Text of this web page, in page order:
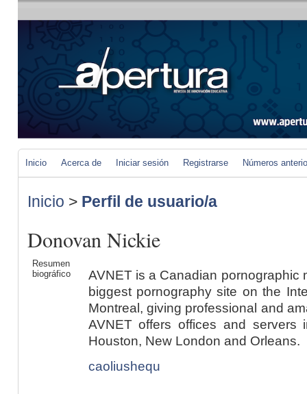
Inicio Acerca de Iniciar sesión Registrarse Números
Inicio > Perfil de usuario/a
Donovan Nickie
Resumen
biográfico
AVNET is a Canadian pornographic
biggest pornography site on the
Montreal, giving professional and
AVNET offers offices and servers
Houston, New London and Orleans.
caoliushequ